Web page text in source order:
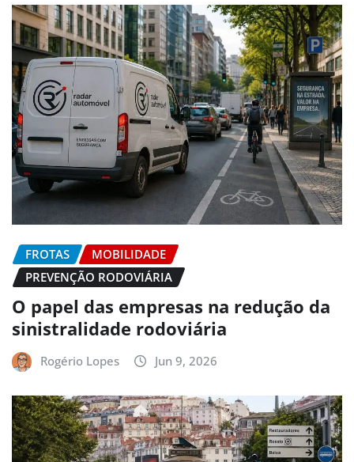
FROTAS
MOBILIDADE
PREVENÇÃO RODOVIÁRIA
O papel das empresas na redução da
sinistralidade rodoviária
Rogério Lopes Jun 9, 2026